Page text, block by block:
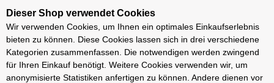
Unsere Filialen
Teile
Dieser Shop verwendet Cookies
Wir verwenden Cookies, um Ihnen ein optimales Einkaufserlebnis
bieten zu können. Diese Cookies lassen sich in drei verschiedene
Kategorien zusammenfassen. Die notwendigen werden zwingend
für Ihren Einkauf benötigt. Weitere Cookies verwenden wir, um
anonymisierte Statistiken anfertigen zu können. Andere dienen vor